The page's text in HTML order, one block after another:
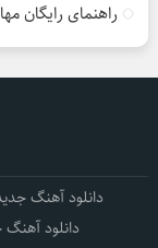
راهنمای رایگان
دانلود آهنگ
دانلود